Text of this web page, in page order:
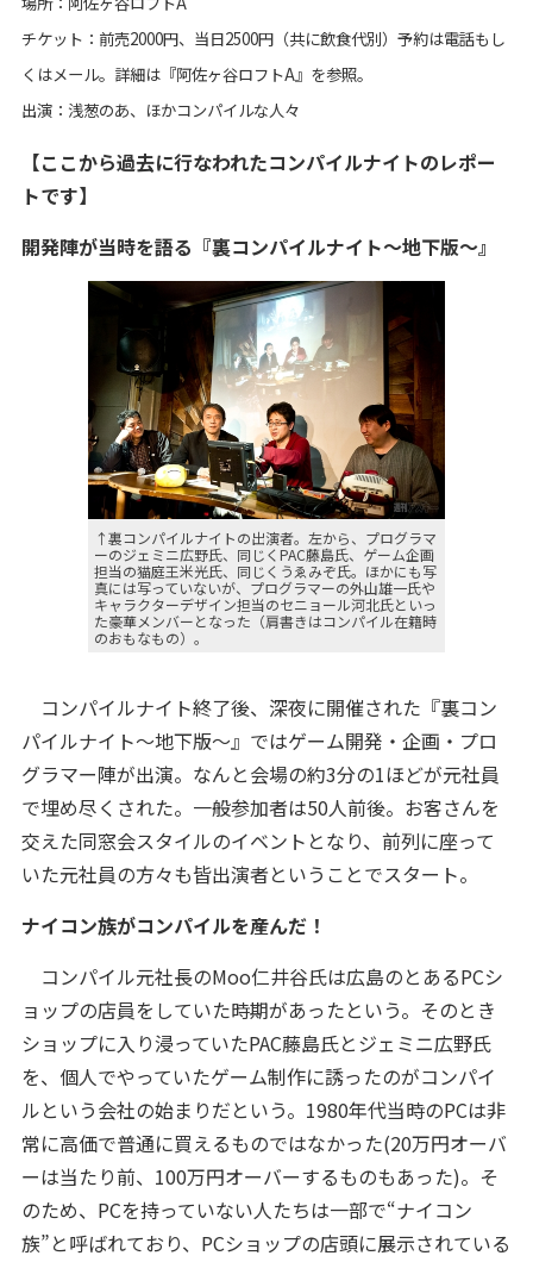
チケット：前売2000円、当日2500円（共に飲食代別）予約は電話もし
くはメール。詳細は『阿佐ヶ谷ロフトA』を参照。
出演：浅葱のあ、ほかコンパイルな人々
【ここから過去に行なわれたコンパイルナイトのレポー
トです】
開発陣が当時を語る『裏コンパイルナイト～地下版～』
↑裏コンパイルナイトの出演者。左から、プログラマ
ーのジェミニ広野氏、同じくPAC藤島氏、ゲーム企画
担当の猫庭王米光氏、同じくうゑみぞ氏。ほかにも写
真には写っていないが、プログラマーの外山雄一氏や
キャラクターデザイン担当のセニョール河北氏といっ
た豪華メンバーとなった（肩書きはコンパイル在籍時
のおもなもの）。
コンパイルナイト終了後、深夜に開催された『裏コン
パイルナイト～地下版～』ではゲーム開発・企画・プロ
グラマー陣が出演。なんと会場の約3分の1ほどが元社員
で埋め尽くされた。一般参加者は50人前後。お客さんを
交えた同窓会スタイルのイベントとなり、前列に座って
いた元社員の方々も皆出演者ということでスタート。
ナイコン族がコンパイルを産んだ！
コンパイル元社長のMoo仁井谷氏は広島のとあるPCシ
ョップの店員をしていた時期があったという。そのとき
ショップに入り浸っていたPAC藤島氏とジェミニ広野氏
を、個人でやっていたゲーム制作に誘ったのがコンパイ
ルという会社の始まりだという。1980年代当時のPCは非
常に高価で普通に買えるものではなかった(20万円オーバ
ーは当たり前、100万円オーバーするものもあった)。そ
のため、PCを持っていない人たちは一部で“ナイコン
族”と呼ばれており、PCショップの店頭に展示されている